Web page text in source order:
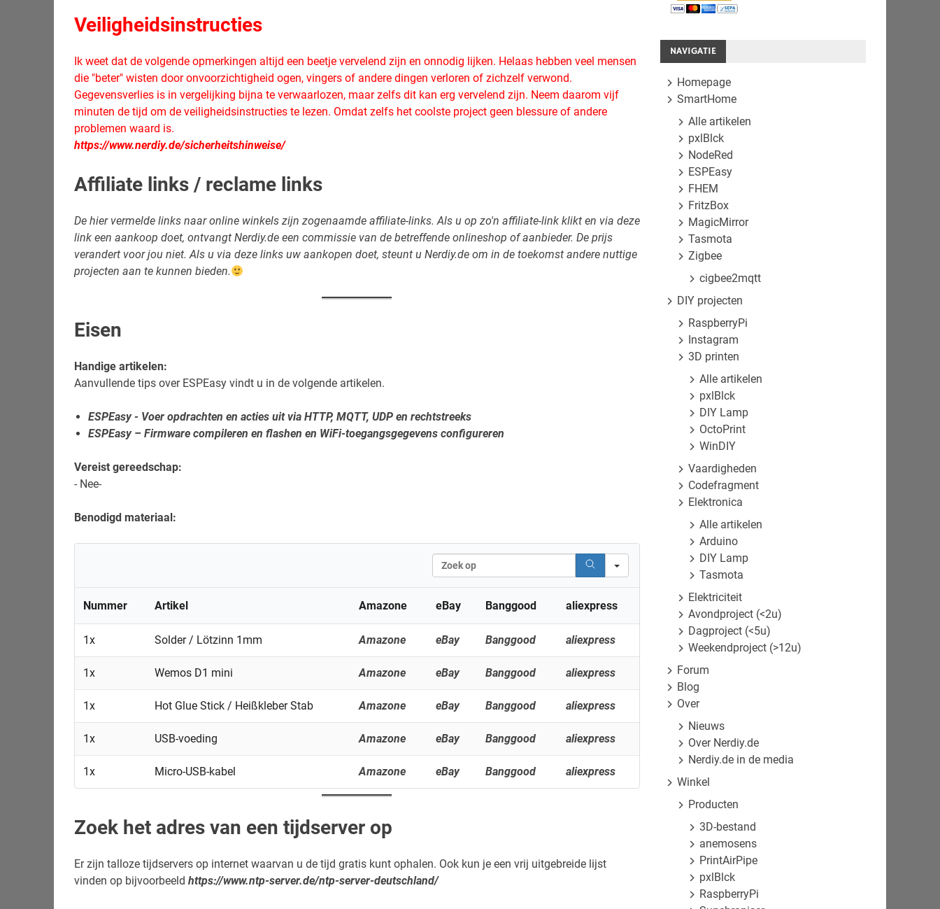
Veiligheidsinstructies
Ik weet dat de volgende opmerkingen altijd een beetje vervelend zijn en onnodig lijken. Helaas hebben veel mensen
die "beter" wisten door onvoorzichtigheid ogen, vingers of andere dingen verloren of zichzelf verwond.
Gegevensverlies is in vergelijking bijna te verwaarlozen, maar zelfs dit kan erg vervelend zijn. Neem daarom vijf
minuten de tijd om de veiligheidsinstructies te lezen. Omdat zelfs het coolste project geen blessure of andere
problemen waard is.
https://www.nerdiy.de/sicherheitshinweise/
Affiliate links / reclame links
De hier vermelde links naar online winkels zijn zogenaamde affiliate-links. Als u op zo'n affiliate-link klikt en via deze
link een aankoop doet, ontvangt Nerdiy.de een commissie van de betreffende onlineshop of aanbieder. De prijs
verandert voor jou niet. Als u via deze links uw aankopen doet, steunt u Nerdiy.de om in de toekomst andere nuttige
projecten aan te kunnen bieden.
Eisen
Handige artikelen:
Aanvullende tips over ESPEasy vindt u in de volgende artikelen.
ESPEasy - Voer opdrachten en acties uit via HTTP, MQTT, UDP en rechtstreeks
ESPEasy – Firmware compileren en flashen en WiFi-toegangsgegevens configureren
Vereist gereedschap:
- Nee-
Benodigd materiaal:
Zoek
op
Nummer Artikel Amazone eBay Banggood aliexpress
1x Solder / Lötzinn 1mm Amazone eBay Banggood aliexpress
1x Wemos D1 mini Amazone eBay Banggood aliexpress
1x Hot Glue Stick / Heißkleber Stab Amazone eBay Banggood aliexpress
1x USB-voeding Amazone eBay Banggood aliexpress
1x Micro-USB-kabel Amazone eBay Banggood aliexpress
Zoek het adres van een tijdserver op
Er zijn talloze tijdservers op internet waarvan u de tijd gratis kunt ophalen. Ook kun je een vrij uitgebreide lijst
vinden op bijvoorbeeld https://www.ntp-server.de/ntp-server-deutschland/
NAVIGATIE
Homepage
SmartHome
Alle artikelen
pxlBlck
NodeRed
ESPEasy
FHEM
FritzBox
MagicMirror
Tasmota
Zigbee
cigbee2mqtt
DIY projecten
RaspberryPi
Instagram
3D printen
Alle artikelen
pxlBlck
DIY Lamp
OctoPrint
WinDIY
Vaardigheden
Codefragment
Elektronica
Alle artikelen
Arduino
DIY Lamp
Tasmota
Elektriciteit
Avondproject (<2u)
Dagproject (<5u)
Weekendproject (>12u)
Forum
Blog
Over
Nieuws
Over Nerdiy.de
Nerdiy.de in de media
Winkel
Producten
3D-bestand
anemosens
PrintAirPipe
pxlBlck
RaspberryPi